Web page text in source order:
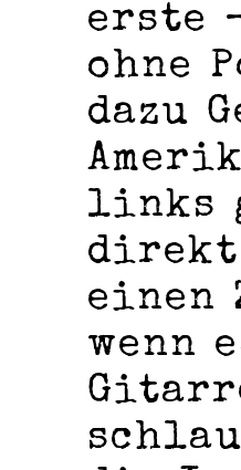
erste
ohne
dazu
links
direkt
einen
wenn